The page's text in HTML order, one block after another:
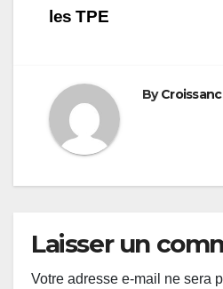
les TPE
By
Laisser un
Votre adresse e-mail ne sera